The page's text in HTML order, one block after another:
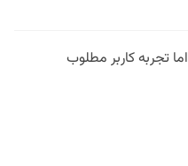
تجربه کاربر مطلوب